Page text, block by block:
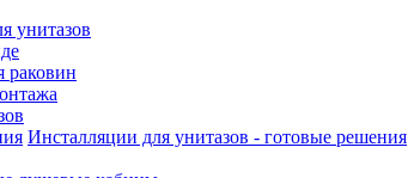
унитазов
раковин
Инсталляции для унитазов - готовые решения